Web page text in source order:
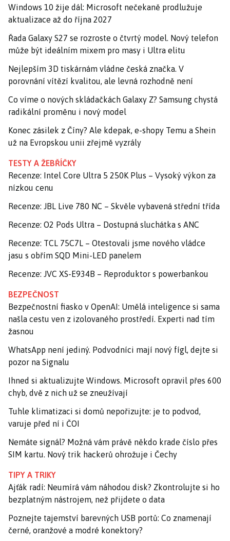
Windows 10 žije dál: Microsoft nečekaně prodlužuje
aktualizace až do října 2027
Řada Galaxy S27 se rozroste o čtvrtý model. Nový telefon
může být ideálním mixem pro masy i Ultra elitu
Nejlepším 3D tiskárnám vládne česká značka. V
porovnání vítězí kvalitou, ale levná rozhodně není
Co víme o nových skládačkách Galaxy Z? Samsung chystá
radikální proměnu i nový model
Konec zásilek z Číny? Ale kdepak, e-shopy Temu a Shein
už na Evropskou unii zřejmě vyzrály
TESTY A ŽEBŘÍČKY
Recenze: Intel Core Ultra 5 250K Plus – Vysoký výkon za
nízkou cenu
Recenze: JBL Live 780 NC – Skvěle vybavená střední třída
Recenze: O2 Pods Ultra – Dostupná sluchátka s ANC
Recenze: TCL 75C7L – Otestovali jsme nového vládce
jasu s obřím SQD Mini-LED panelem
Recenze: JVC XS-E934B – Reproduktor s powerbankou
BEZPEČNOST
Bezpečnostní fiasko v OpenAI: Umělá inteligence si sama
našla cestu ven z izolovaného prostředí. Experti nad tím
žasnou
WhatsApp není jediný. Podvodníci mají nový fígl, dejte si
pozor na Signalu
Ihned si aktualizujte Windows. Microsoft opravil přes 600
chyb, dvě z nich už se zneužívají
Tuhle klimatizaci si domů nepořizujte: je to podvod,
varuje před ní i ČOI
Nemáte signál? Možná vám právě někdo krade číslo přes
SIM kartu. Nový trik hackerů ohrožuje i Čechy
TIPY A TRIKY
Ajťák radí: Neumírá vám náhodou disk? Zkontrolujte si ho
bezplatným nástrojem, než přijdete o data
Poznejte tajemství barevných USB portů: Co znamenají
černé, oranžové a modré konektory?